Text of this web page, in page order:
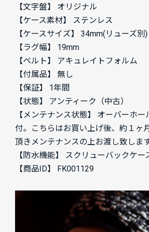
【文字盤】 オリジナル
【ケース素材】 ステンレス
【ケースサイズ】 34mm(リューズ別)
【ラグ幅】 19mm
【ベルト】 アキュレイトフォルム
【付属品】 無し
【保証】 1年間
【状態】 アンティーク（中古）
【メンテナンス状態】 オーバーホ
付。こちらはお買い上げ後、約１ヶ
頂きメンテナンスの上お渡し致します
【防水機能】 スクリューバックケー
【商品ID】 FK001129